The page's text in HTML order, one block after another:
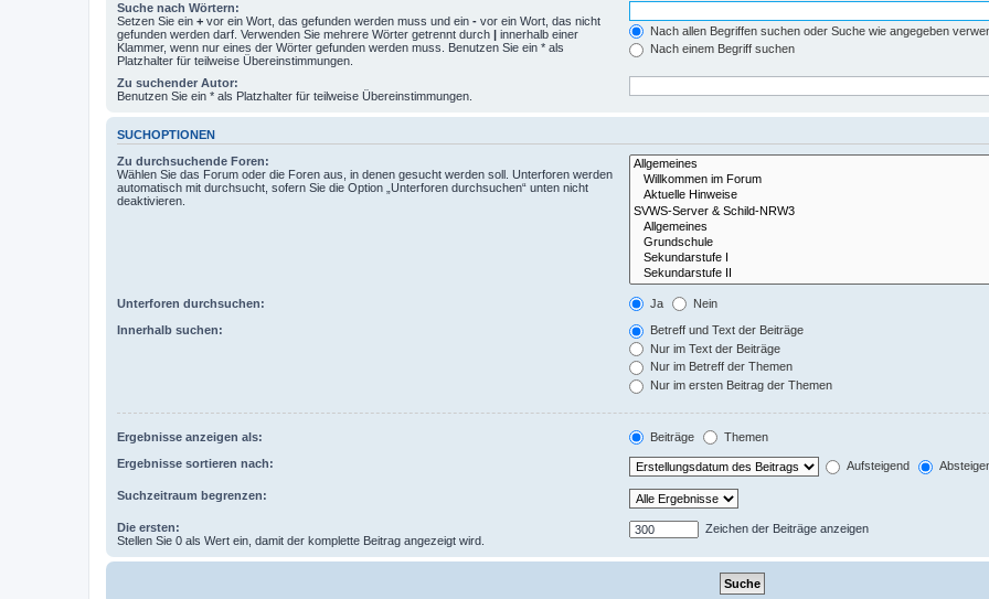
Suche nach Wörtern:
Setzen Sie ein + vor ein Wort, das gefunden werden muss und ein - vor ein Wort, das nicht
gefunden werden darf. Verwenden Sie mehrere Wörter getrennt durch | innerhalb einer
Klammer, wenn nur eines der Wörter gefunden werden muss. Benutzen Sie ein * als
Platzhalter für teilweise Übereinstimmungen.
Nach allen Begriffen suchen oder Suche wie angegeben
Nach einem Begriff suchen
Zu suchender Autor:
Benutzen Sie ein * als Platzhalter für teilweise Übereinstimmungen.
SUCHOPTIONEN
Zu durchsuchende Foren:
Wählen Sie das Forum oder die Foren aus, in denen gesucht werden soll. Unterforen werden
automatisch mit durchsucht, sofern Sie die Option „Unterforen durchsuchen“ unten nicht
deaktivieren.
Unterforen durchsuchen: Ja Nein
Innerhalb suchen:
Betreff und Text der Beiträge
Nur im Text der Beiträge
Nur im Betreff der Themen
Nur im ersten Beitrag der Themen
Ergebnisse anzeigen als: Beiträge Themen
Ergebnisse sortieren nach: Aufsteigend
Suchzeitraum begrenzen:
Die ersten:
Stellen Sie 0 als Wert ein, damit der komplette Beitrag angezeigt wird.
Zeichen der Beiträge anzeigen